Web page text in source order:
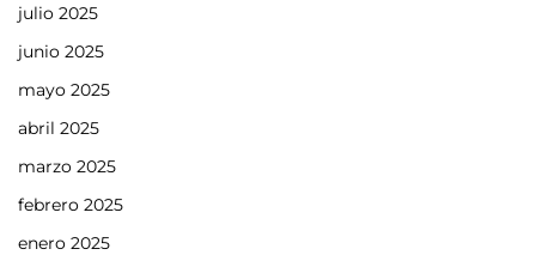
julio 2025
junio 2025
mayo 2025
abril 2025
marzo 2025
febrero 2025
enero 2025